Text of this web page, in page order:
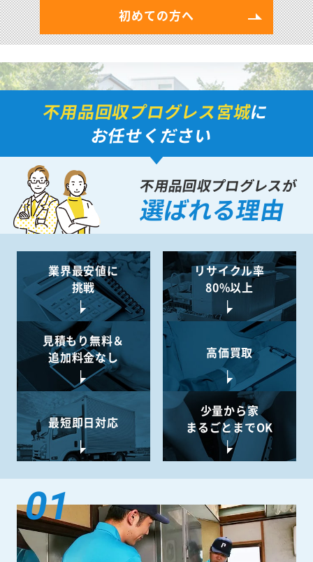
初めての方へ
不用品回収プログレス宮城に
お任せください
不用品回収プログレスが
選ばれる理由
業界最安値に
挑戦
リサイクル率
80%以上
見積もり無料＆
追加料金なし
高価買取
最短即日対応
少量から家
まるごとまでOK